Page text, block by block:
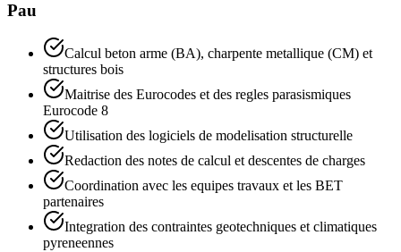
Pau
Calcul beton arme (BA), charpente metallique (CM) et
structures bois
Maitrise des Eurocodes et des regles parasismiques
Eurocode 8
Utilisation des logiciels de modelisation structurelle
Redaction des notes de calcul et descentes de charges
Coordination avec les equipes travaux et les BET
partenaires
Integration des contraintes geotechniques et climatiques
pyreneennes